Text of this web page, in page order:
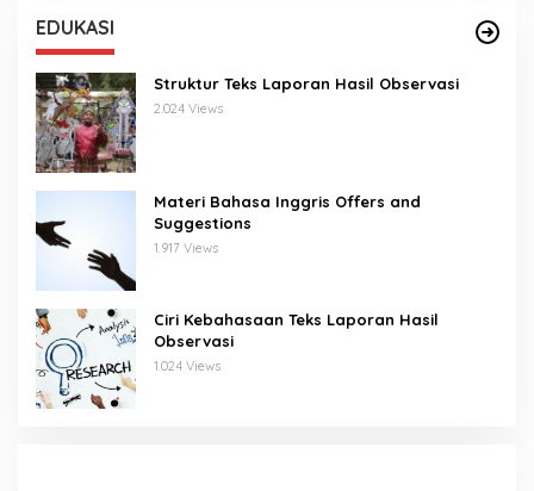
EDUKASI
Struktur Teks Laporan Hasil Observasi
2.024 Views
Materi Bahasa Inggris Offers and
Suggestions
1.917 Views
Ciri Kebahasaan Teks Laporan Hasil
Observasi
1.024 Views